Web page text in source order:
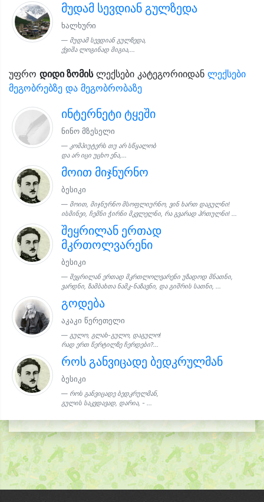
მუდამ სევდიან გულზედა
ხალხური
მუდამ სევდიან გულზედა,
ქვიშა ლოგინად მიგია,...
უფრო დიდი ზომისლექსები კატეგორიიდან ლექსები
მეგობრებზე და მეგობრობაზე
ინტერნეტი ტყეში
ნინო მზესელი
კომპიუტერს თუ არ სწყალობ
და არ იცი უცხო ენა,...
მოით მიჯნურნო
ბესიკი
მოით, მიჯნურნო მსოფლიურნო, ვინ ხართ დაგულნი!
ისმინეი, ჩემნი ჭირნი მკვლელნი, რა გვარად ჰრთულნი! ...
შეყრილან ერთად
მკრთოლვარენი
ბესიკი
შეყრილან ერთად მკრთლოლვარენი უზადოდ მნათნი,
ვარდნი, ზამბახთა ნამკ-ნაზავნი, და გიშრის სათნი, ...
გოდება
აკაკი წერეთელი
გულო, გლახ-გულო, დაგულო!
რად ერთ წერტილზე ჩერდები?...
როს განვიცადე ბედკრულმან
ბესიკი
როს განვიცადე ბედკრულმან,
გულის საკვდავად, დარია, - ...